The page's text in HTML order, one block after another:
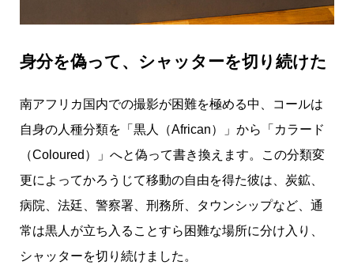
身分を偽って、シャッターを切り続けた
南アフリカ国内での撮影が困難を極める中、コールは
自身の人種分類を「黒人（African）」から「カラード
（Coloured）」へと偽って書き換えます。この分類変
更によってかろうじて移動の自由を得た彼は、炭鉱、
病院、法廷、警察署、刑務所、タウンシップなど、通
常は黒人が立ち入ることすら困難な場所に分け入り、
シャッターを切り続けました。